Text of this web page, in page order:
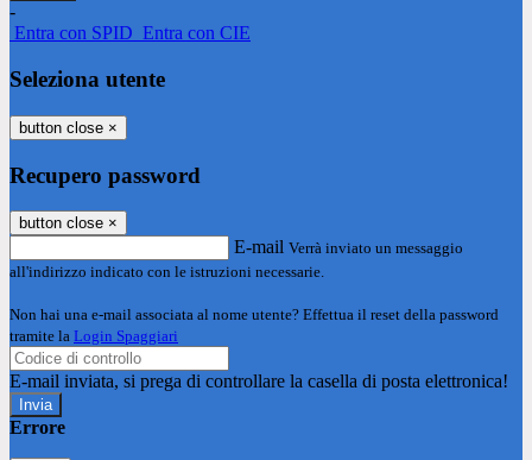
-
Entra con SPID Entra con CIE
Seleziona utente
button close ×
Recupero password
button close ×
E-mail Verrà inviato un messaggio
all'indirizzo indicato con le istruzioni necessarie.
Non hai una e-mail associata al nome utente? Effettua il reset della password
tramite la Login Spaggiari
E-mail inviata, si prega di controllare la casella di posta elettronica!
Errore